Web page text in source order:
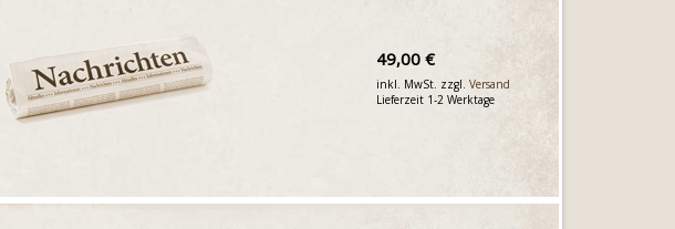
49,00 €
inkl. MwSt. zzgl.Versand
Lieferzeit 1-2 Werktage